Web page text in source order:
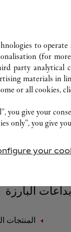
على أتم
هذا المتجر
الثمينة
الخدمات الفورية.
البارزة
المنتجات
to
(for
party analytical
materials in
or all cookies,
you give your
only”, you give
your